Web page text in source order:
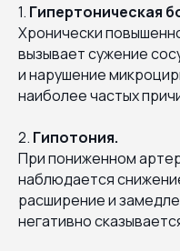
1. Гипертоническая
Хронически
вызывает сужение
и нарушение
наиболее частых
2. Гипотония.
При пониженном
наблюдается
расширение и
негативно